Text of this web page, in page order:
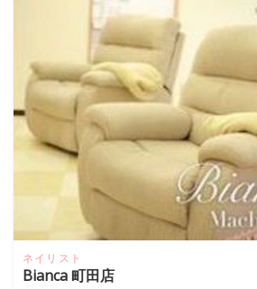
ネイリスト
Bianca 町田店